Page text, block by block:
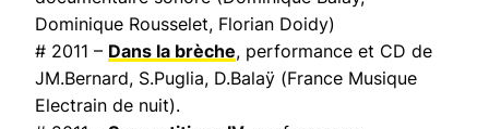
Dominique Rousselet, Florian Doidy)
# 2011 – Dans la brèche, performance et CD de
JM.Bernard, S.Puglia, D.Balaÿ (France Musique
Electrain de nuit).